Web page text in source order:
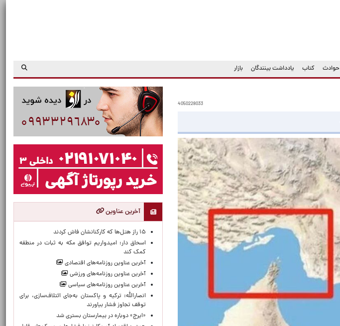
حوادث کتاب یادداشت بینندگان بازار
4050228033
آخرین عناوین
۱۵ راز هتل‌ها که کارکنانشان فاش کردند
اسحاق دار: امیدواریم توافق مکه به ثبات در منطقه
کمک کند
آخرین عناوین روزنامه‌های اقتصادی
آخرین عناوین روزنامه‌های ورزشی
آخرین عناوین روزنامه‌های سیاسی
انصارالله: ترکیه و پاکستان به‌جای ائتلاف‌سازی، برای
توقف تجاوز فشار بیاورند
«ایرج» دوباره در بیمارستان بستری شد